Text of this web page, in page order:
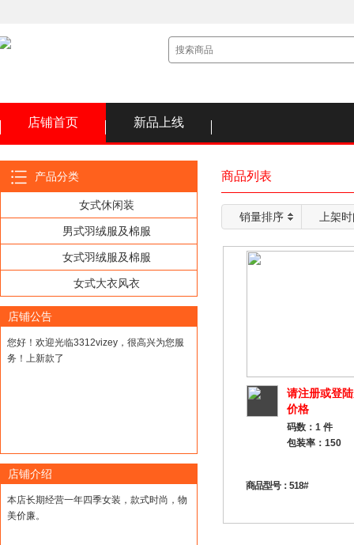
店铺首页 新品上线
产品分类
女式休闲装
男式羽绒服及棉服
女式羽绒服及棉服
女式大衣风衣
店铺公告
您好！欢迎光临3312vizey，很高兴为您服
务！上新款了
店铺介绍
本店长期经营一年四季女装，款式时尚，物
美价廉。
商品列表
销量排序 上架
请注册或登
价格
码数：1 件
包装率：150
商品型号：518#